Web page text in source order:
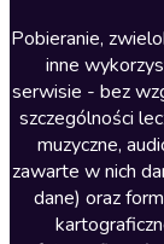
Literatura
Literatura faktu
Literatura
Literatura piękna
Literatura piękna
Pobieranie,
inne
serwisie - bez
szczególności
muzyczne,
zawarte w nich
dane) oraz